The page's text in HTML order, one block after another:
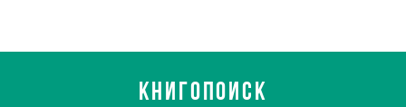
КНИГОПОИСК